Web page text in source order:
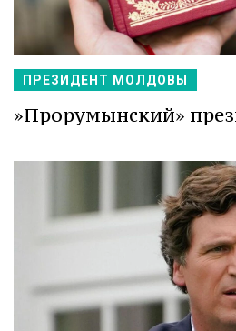
ПРЕЗИДЕНТ МОЛДОВЫ
»Прорумынский»